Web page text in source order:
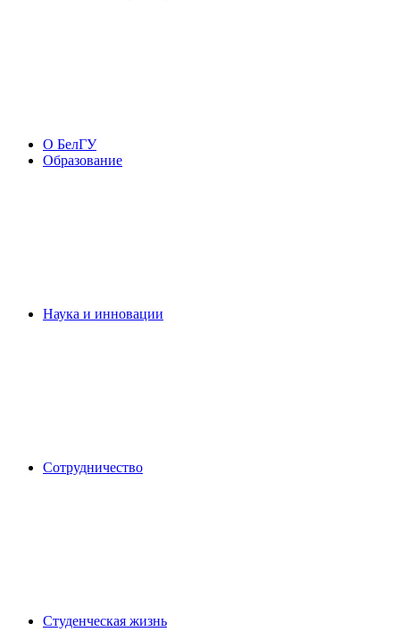
О БелГУ
Образование
Наука и инновации
Сотрудничество
Студенческая жизнь